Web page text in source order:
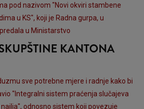
pod nazivom "Novi okviri stambene
u KS", koji je Radna gurpa, u
u Ministarstvo
KANTONA
sve potrebne mjere i radnje kako bi
"Integralni sistem praćenja slučajeva
odnosno sistem koji povezuje